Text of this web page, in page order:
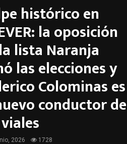
histórico en
la oposición
lista Naranja
las elecciones y
Colominas es
conductor de
2026 1728